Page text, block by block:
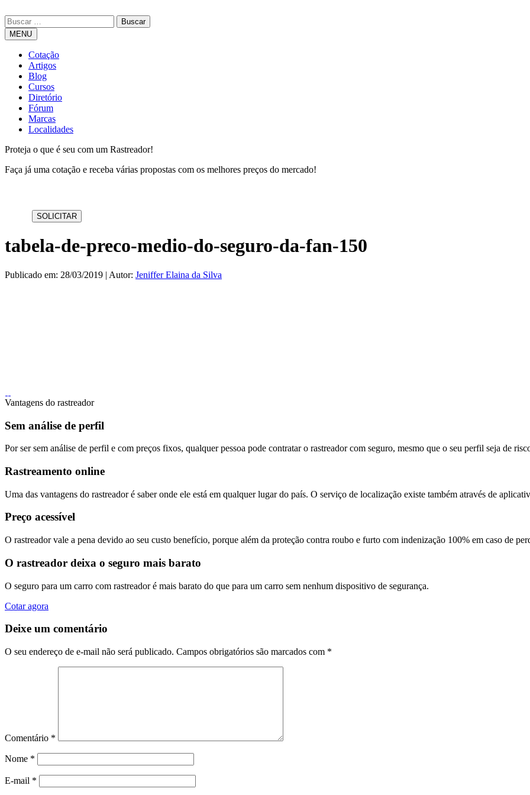
MENU
Cotação
Artigos
Blog
Cursos
Diretório
Fórum
Marcas
Localidades
Proteja o que é seu com um Rastreador!
Faça já uma cotação e receba várias propostas com os melhores preços do mercado!
tabela-de-preco-medio-do-seguro-da-fan-150
Publicado em: 28/03/2019 | Autor: Jeniffer Elaina da Silva
Vantagens do rastreador
Sem análise de perfil
Por ser sem análise de perfil e com preços fixos, qualquer pessoa pode contratar o rastreador com seguro, mesmo que o seu perfil seja de
Rastreamento online
Uma das vantagens do rastreador é saber onde ele está em qualquer lugar do país. O serviço de localização existe também através de
Preço acessível
O rastreador vale a pena devido ao seu custo benefício, porque além da proteção contra roubo e furto com indenização 100% em caso de
O rastreador deixa o seguro mais barato
O seguro para um carro com rastreador é mais barato do que para um carro sem nenhum dispositivo de segurança.
Cotar agora
Deixe um comentário
O seu endereço de e-mail não será publicado. Campos obrigatórios são marcados com *
Comentário *
Nome *
E-mail *